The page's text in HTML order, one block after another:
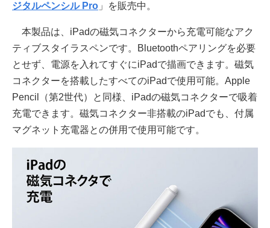
ジタルペンシル Pro 」を販売中。
本製品は、iPadの磁気コネクターから充電可能なアク
ティブスタイラスペンです。Bluetoothペアリングを必要
とせず、電源を入れてすぐにiPadで描画できます。磁気
コネクターを搭載したすべてのiPadで使用可能。Apple
Pencil（第2世代）と同様、iPadの磁気コネクターで吸着
充電できます。磁気コネクター非搭載のiPadでも、付属
マグネット充電器との併用で使用可能です。